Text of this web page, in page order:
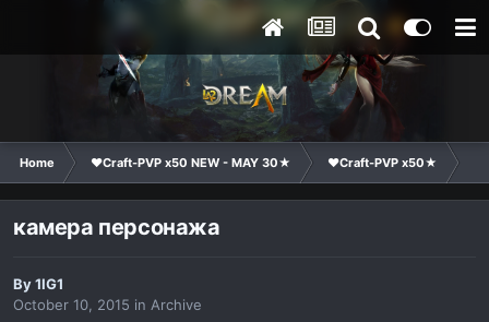
Home ❤Craft-PVP x50 NEW - MAY 30★ ❤Craft-PVP x50★
камера персонажа
By1IG1
October 10, 2015 in Archive